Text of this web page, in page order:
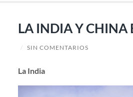
LA INDIA Y CHINA
/ SIN COMENTARIOS
La India